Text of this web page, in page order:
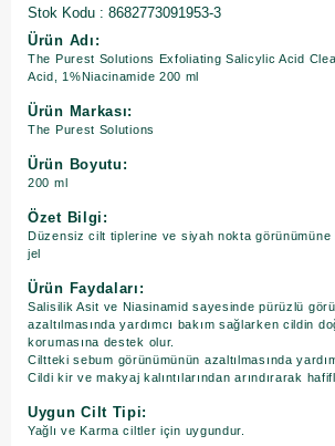
Stok Kodu
8682773091953-3
Ürün Adı:
The Purest Solutions Exfoliating Salicylic Acid
Acid, 1%Niacinamide 200 ml
Ürün Markası:
The Purest Solutions
Ürün Boyutu:
200 ml
Özet Bilgi:
Düzensiz cilt tiplerine ve siyah nokta görünümüne
jel
Ürün Faydaları:
Salisilik Asit ve Niasinamid sayesinde pürüzlü
azaltılmasında yardımcı bakım sağlarken cildin
korumasına destek olur.
Ciltteki sebum görünümünün azaltılmasında
Cildi kir ve makyaj kalıntılarından arındırarak
Uygun Cilt Tipi:
Yağlı ve Karma ciltler için uygundur.